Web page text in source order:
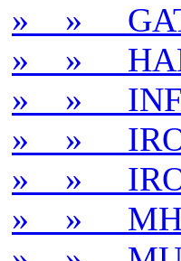
» »
» »
» »
» »
» »
» »